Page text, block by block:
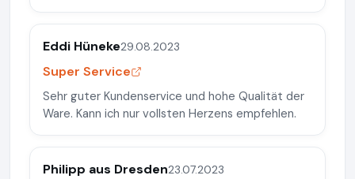
Eddi Hüneke29.08.2023
Super Service
Sehr guter Kundenservice und hohe Qualität der
Ware. Kann ich nur vollsten Herzens empfehlen.
Philipp aus Dresden23.07.2023